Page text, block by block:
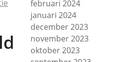
februari 2024
januari 2024
december 2023
november 2023
oktober 2023